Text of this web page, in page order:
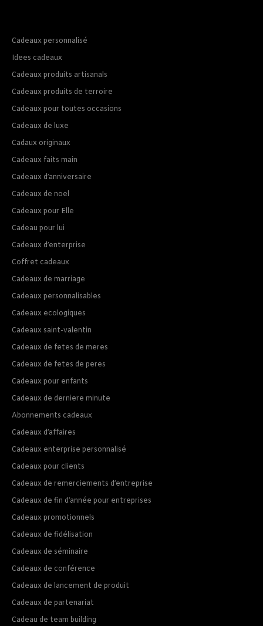
Cadeaux personnalisé
Idees cadeaux
Cadeaux produits artisanals
Cadeaux produits de terroire
Cadeaux pour toutes occasions
Cadeaux de luxe
Cadaux originaux
Cadeaux faits main
Cadeaux d’anniversaire
Cadeaux de noel
Cadeaux pour Elle
Cadeau pour lui
Cadeaux d’enterprise
Coffret cadeaux
Cadeaux de marriage
Cadeaux personnalisables
Cadeaux ecologiques
Cadeaux saint-valentin
Cadeaux de fetes de meres
Cadeaux de fetes de peres
Cadeaux pour enfants
Cadeaux de derniere minute
Abonnements cadeaux
Cadeaux d’affaires
Cadeaux enterprise personnalisé
Cadeaux pour clients
Cadeaux de remerciements d’entreprise
Cadeaux de fin d’année pour entreprises
Cadeaux promotionnels
Cadeaux de fidélisation
Cadeaux de séminaire
Cadeaux de conférence
Cadeaux de lancement de produit
Cadeaux de partenariat
Cadeau de team building